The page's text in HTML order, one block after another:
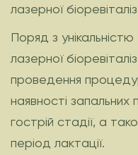
лазерної
Поряд з
лазерної
проведення
наявності
гострій стадії, а
період лактації.